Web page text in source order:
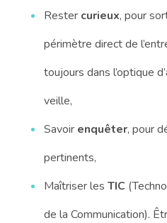
Rester curieux, pour
périmètre direct de
toujours dans l’optique
veille,
Savoir enquêter, pour
pertinents,
Maîtriser lesTIC
de la Communication).